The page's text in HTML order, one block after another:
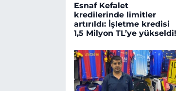
Esnaf Kefalet
kredilerinde limitler
artırıldı: İşletme kredisi
1,5 Milyon TL’ye yükseldi!